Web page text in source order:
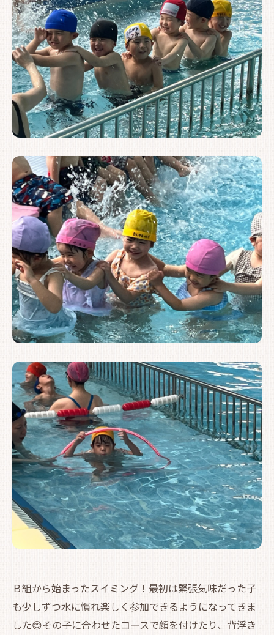
Ｂ組から始まったスイミング！最初は緊張気味だった子
も少しずつ水に慣れ楽しく参加できるようになってきま
した😊その子に合わせたコースで顔を付けたり、背浮き